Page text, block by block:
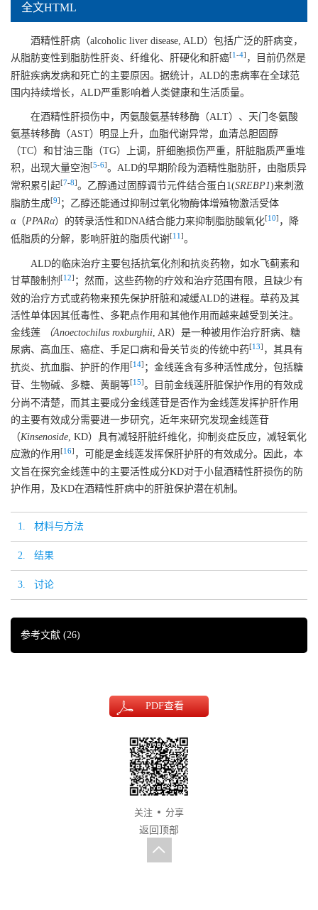
全文HTML
酒精性肝病（alcoholic liver disease, ALD）包括广泛的肝病变，
从脂肪变性到脂肪性肝炎、纤维化、肝硬化和肝癌[1 -4] ，目前仍然是
肝脏疾病发病和死亡的主要原因。据统计，ALD的患病率在全球范
围内持续增长，ALD严重影响着人类健康和生活质量。
在酒精性肝损伤中，丙氨酸氨基转移酶（ALT）、天门冬氨酸
氨基转移酶（AST）明显上升，血脂代谢异常，血清总胆固醇
（TC）和甘油三酯（TG）上调，肝细胞损伤严重，肝脏脂质严重堆
积，出现大量空泡[5-6]。ALD的早期阶段为酒精性脂肪肝，由脂质异
常积累引起[7-8]。乙醇通过固醇调节元件结合蛋白1(SREBP1)来刺激
脂肪生成[9] ；乙醇还能通过抑制过氧化物酶体增殖物激活受体
α（PPARα）的转录活性和DNA结合能力来抑制脂肪酸氧化[10] ，降
低脂质的分解，影响肝脏的脂质代谢[11 ]。
ALD的临床治疗主要包括抗氧化剂和抗炎药物，如水飞蓟素和
甘草酸制剂 [12] ；然而，这些药物的疗效和治疗范围有限，且缺少有
效的治疗方式或药物来预先保护肝脏和减缓ALD的进程。草药及其
活性单体因其低毒性、多靶点作用和其他作用而越来越受到关注。
金线莲
（Anoectochilus roxburghii , AR）是一种被用作治疗肝病、糖
尿病、高血压、癌症、手足口病和骨关节炎的传统中药[13] ，其具有
抗炎、抗血脂、护肝的作用 [14] ；金线莲含有多种活性成分，包括糖
苷、生物碱、多糖、黄酮等[15]。目前金线莲肝脏保护作用的有效成
分尚不清楚，而其主要成分金线莲苷是否作为金线莲发挥护肝作用
的主要有效成分需要进一步研究，近年来研究发现金线莲苷
（Kinsenoside , KD）具有减轻肝脏纤维化，抑制炎症反应，减轻氧化
应激的作用 [16] ，可能是金线莲发挥保肝护肝的有效成分。因此，本
文旨在探究金线莲中的主要活性成分KD对于小鼠酒精性肝损伤的防
护作用，及KD在酒精性肝病中的肝脏保护潜在机制。
1. 材料与方法
2. 结果
3. 讨论
参考文献 (26)
PDF查看
关注
分享
返回顶部